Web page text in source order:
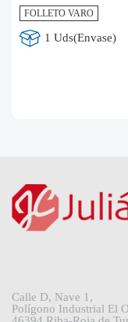
FOLLETO VARO
1 Uds(Envase)
Calle D, Nave 1,
Polígono Industrial El